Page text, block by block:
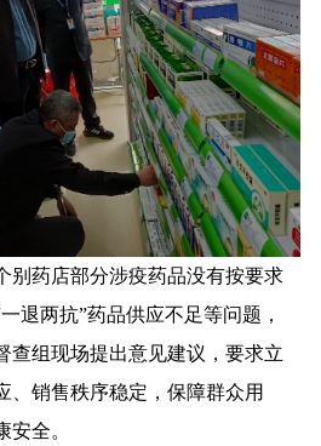
药店部分涉疫药品没有按要求
退两抗”药品供应不足等问题，
查组现场提出意见建议，要求立
、销售秩序稳定，保障群众用
安全。